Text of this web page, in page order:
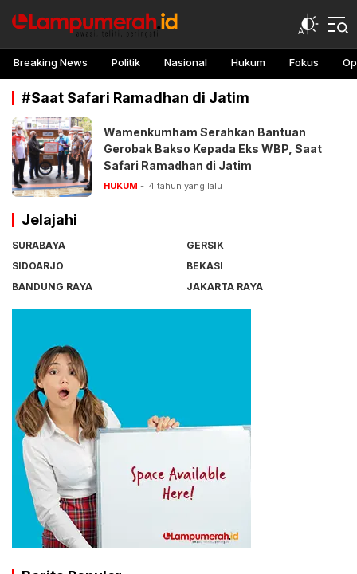
lampu merah
Awasi, teliti, peringati
Breaking News Politik Nasional Hukum Fokus
#Saat Safari Ramadhan di Jatim
Wamenkumham Serahkan Bantuan
Gerobak Bakso Kepada Eks WBP, Saat
Safari Ramadhan di Jatim
HUKUM 4 tahun yang lalu
Jelajahi
SURABAYA
GERSIK
SIDOARJO
BEKASI
BANDUNG RAYA
JAKARTA RAYA